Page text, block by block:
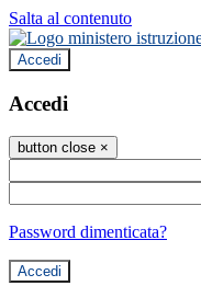
Salta al contenuto
Accedi
Accedi
button close ×
Password dimenticata?